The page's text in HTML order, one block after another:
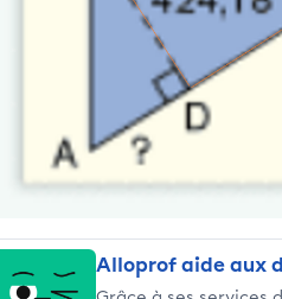
Alloprof aide aux